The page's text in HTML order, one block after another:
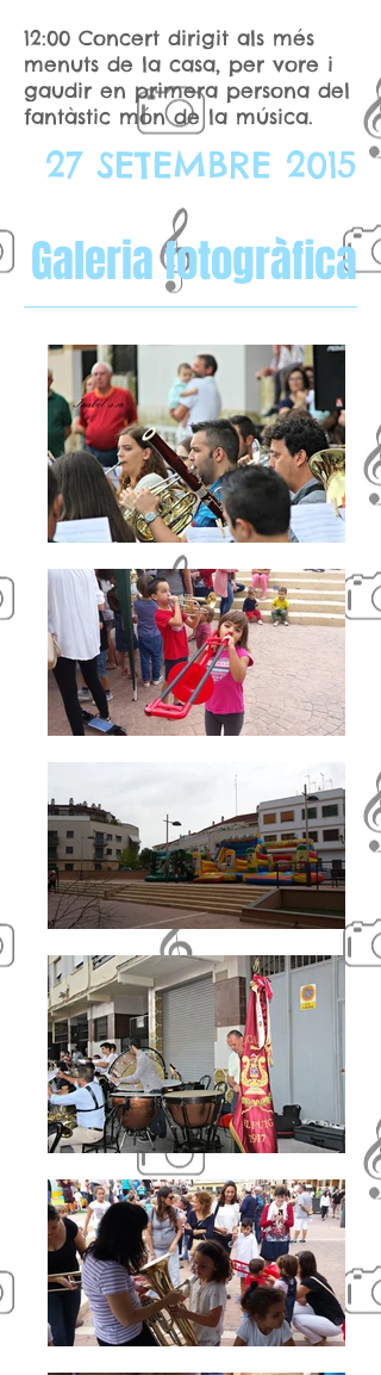
12:00 Concert dirigit als més
menuts de la casa, per vore i
gaudir en primera persona del
fantàstic món de la música.
27 SETEMBRE 2015
Galeria fotogràfica